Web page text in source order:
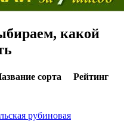
какой
сорта Рейтинг
рубиновая